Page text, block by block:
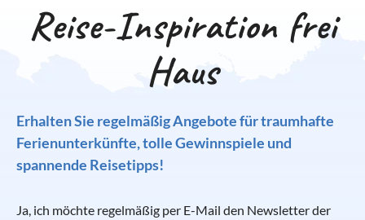
Reise-Inspiration frei
Haus
Erhalten Sie regelmäßig Angebote für traumhafte
Ferienunterkünfte, tolle Gewinnspiele und
spannende Reisetipps!
Ja, ich möchte regelmäßig per E-Mail den Newsletter der